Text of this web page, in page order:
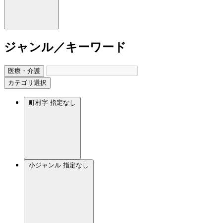
ジャンル／キーワード
医療・介護
カテゴリ選択
町村字 指定なし
小ジャンル 指定なし